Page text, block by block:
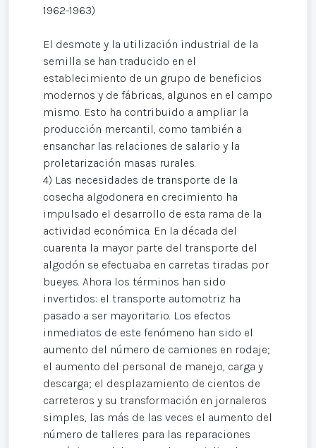
1962-1963)
El desmote y la utilización industrial de la
semilla se han traducido en el
establecimiento de un grupo de beneficios
modernos y de fábricas, algunos en el campo
mismo. Esto ha contribuido a ampliar la
producción mercantil, como también a
ensanchar las relaciones de salario y la
proletarización masas rurales.
4) Las necesidades de transporte de la
cosecha algodonera en crecimiento ha
impulsado el desarrollo de esta rama de la
actividad económica. En la década del
cuarenta la mayor parte del transporte del
algodón se efectuaba en carretas tiradas por
bueyes. Ahora los términos han sido
invertidos: el transporte automotriz ha
pasado a ser mayoritario. Los efectos
inmediatos de este fenómeno han sido el
aumento del número de camiones en rodaje;
el aumento del personal de manejo, carga y
descarga; el desplazamiento de cientos de
carreteros y su transformación en jornaleros
simples, las más de las veces el aumento del
número de talleres para las reparaciones